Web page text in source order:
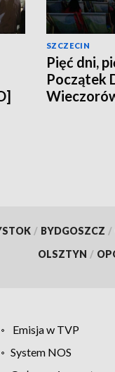
SZCZECIN
Pięć dni,
Początek
/ BYDGOSZCZ /
OLSZTYN /
Emisja w TVP
System NOS